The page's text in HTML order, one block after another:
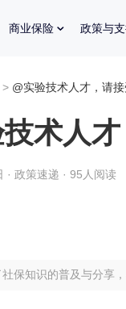
商业保险 政策与
> @实验技术人才，请
术人
· 政策速递 · 95人阅读
保知识的普及与分享